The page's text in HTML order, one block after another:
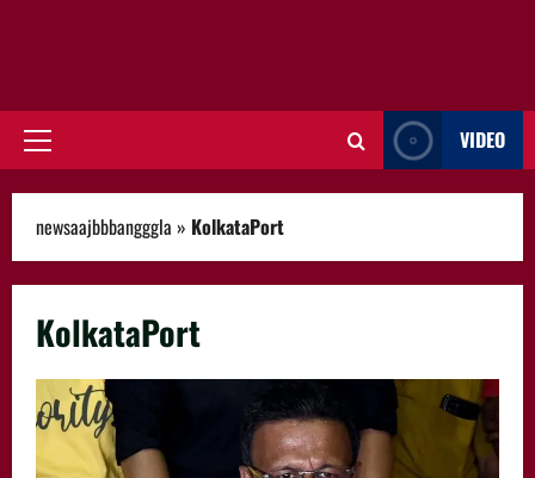
Primary
VIDEO
newsaajbbbangggla » KolkataPort
KolkataPort